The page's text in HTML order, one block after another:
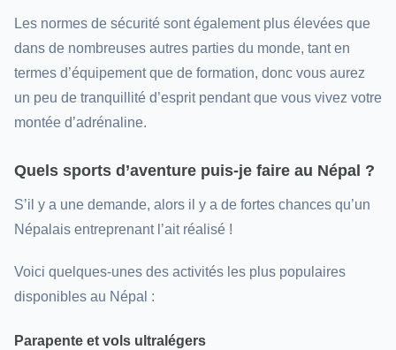
Les normes de sécurité sont également plus élevées que
dans de nombreuses autres parties du monde, tant en
termes d’équipement que de formation, donc vous aurez
un peu de tranquillité d’esprit pendant que vous vivez votre
montée d’adrénaline.
Quels sports d’aventure puis-je faire au Népal ?
S’il y a une demande, alors il y a de fortes chances qu’un
Népalais entreprenant l’ait réalisé !
Voici quelques-unes des activités les plus populaires
disponibles au Népal :
Parapente et vols ultralégers